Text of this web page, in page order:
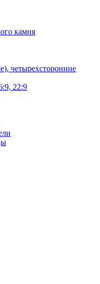
камня
четырехсторонние
22:9